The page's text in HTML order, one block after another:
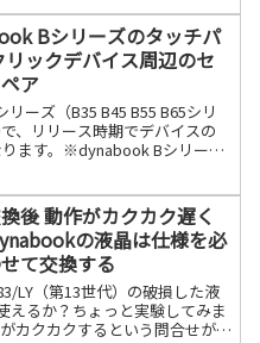
Bシリーズのタッチパ
リックデバイス周辺のセ
ア
ーズ（B35 B45 B55 B65シリ
、リリース時期でデバイスの
ます。※dynabook Bシリーズ
後 動作がカクカク遅く
の液晶は仕様を必
て交換する
LY（第13世代）の破損した液
えるか？ちょっと実験してみま
カクカクするという問合せがあ